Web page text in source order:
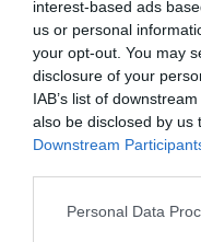
interest-based ads
us or personal
your opt-out. You may
disclosure of your
IAB’s list of
also be disclosed by us
Downstream
Personal Data
Πληροφορίες /
Τηλ.: 2610623730
Ακολουθήστε το
μάθετε πρώτοι όλες
Δείτε όλα τα